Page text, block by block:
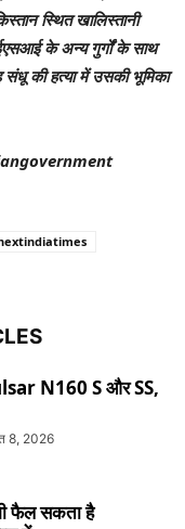
स्थित खालिस्तानी
के अन्य गुर्गों के साथ
की हत्या में उसकी भूमिका
N160 S और SS,
8, 2026
फैल सकता है